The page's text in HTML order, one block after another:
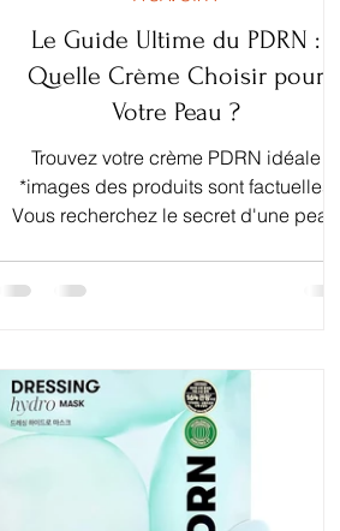
Le Guide Ultime du PDRN :
Quelle Crème Choisir pour
Votre Peau ?
Trouvez votre crème PDRN idéale
*images des produits sont factuelles
Vous recherchez le secret d'une peau
entendu parler du PDRN
ginseng, qui révolutionne la K-Beauty et
les soins anti-âge. Cependant, face à la
multitude d'options, choisir la bonne
crème peut s'avérer complexe. Chaque
produit a ses propres forces et s'adresse